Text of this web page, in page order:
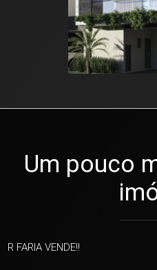
Um pouco
R FARIA VENDE!!